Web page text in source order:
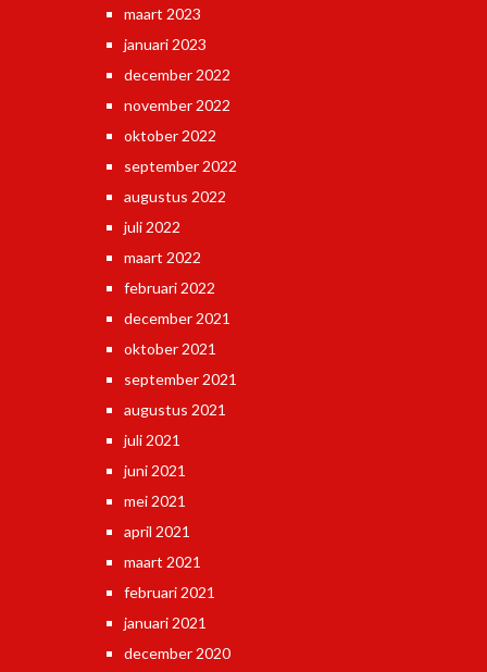
maart 2023
januari 2023
december 2022
november 2022
oktober 2022
september 2022
augustus 2022
juli 2022
maart 2022
februari 2022
december 2021
oktober 2021
september 2021
augustus 2021
juli 2021
juni 2021
mei 2021
april 2021
maart 2021
februari 2021
januari 2021
december 2020